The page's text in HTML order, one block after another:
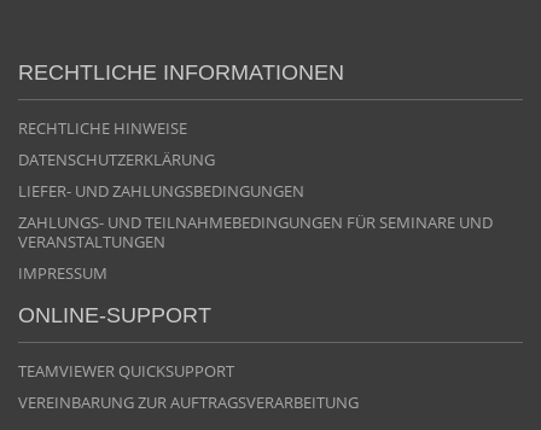
RECHTLICHE INFORMATIONEN
RECHTLICHE HINWEISE
DATENSCHUTZERKLÄRUNG
LIEFER- UND ZAHLUNGSBEDINGUNGEN
ZAHLUNGS- UND TEILNAHMEBEDINGUNGEN FÜR SEMINARE UND
VERANSTALTUNGEN
IMPRESSUM
ONLINE-SUPPORT
TEAMVIEWER QUICKSUPPORT
VEREINBARUNG ZUR AUFTRAGSVERARBEITUNG